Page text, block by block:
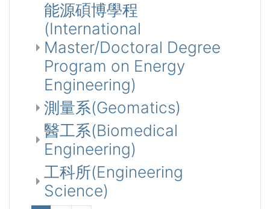
能源碩博學程
(International
Master/Doctoral Degree
Program on Energy
Engineering)
測量系(Geomatics)
醫工系(Biomedical
Engineering)
工科所(Engineering
Science)